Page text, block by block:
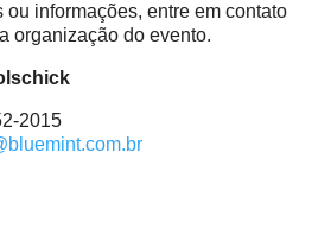
ou informações, entre em contato
organização do evento.
2015